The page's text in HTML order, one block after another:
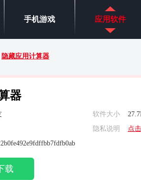
手机游戏 应用软件
隐藏应用计算器
器
软件大小
隐私说明 点
载